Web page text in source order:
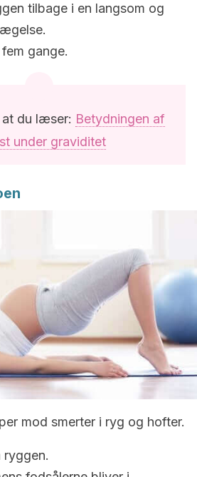
tilbage i en langsom og
gange.
at du læser: Betydningen af
under graviditet
mod smerter i ryg og hofter.